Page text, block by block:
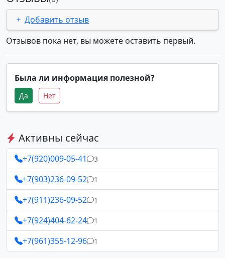
Добавить отзыв
Отзывов пока нет, вы можете оставить первый.
Была ли информация полезной?
Да Нет
Активны сейчас
+7(920)009-05-41 3
+7(903)236-09-52 1
+7(911)236-09-52 1
+7(924)404-62-24 1
+7(961)355-12-96 1